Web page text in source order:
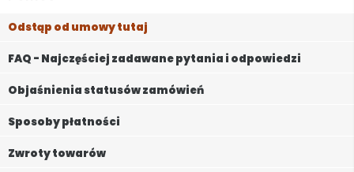
Odstąp od umowy tutaj
FAQ - Najczęściej zadawane pytania i odpowiedzi
Objaśnienia statusów zamówień
Sposoby płatności
Zwroty towarów